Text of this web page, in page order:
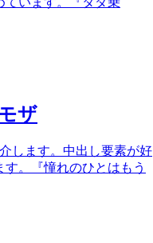
ザ
します。中出し要素が好
。『憧れのひとはもう